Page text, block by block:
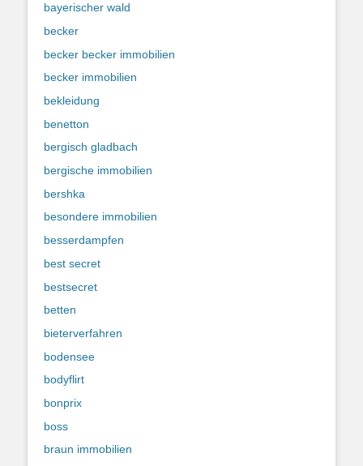
bayerischer wald
becker
becker becker immobilien
becker immobilien
bekleidung
benetton
bergisch gladbach
bergische immobilien
bershka
besondere immobilien
besserdampfen
best secret
bestsecret
betten
bieterverfahren
bodensee
bodyflirt
bonprix
boss
braun immobilien